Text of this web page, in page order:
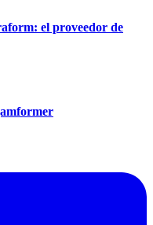
el proveedor de